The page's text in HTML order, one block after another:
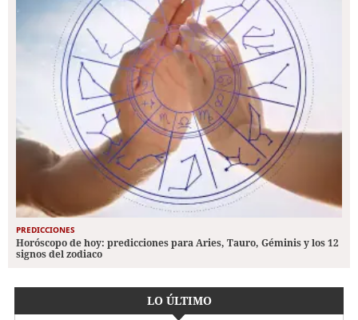
PREDICCIONES
Horóscopo de hoy: predicciones para Aries, Tauro, Géminis y los 12
signos del zodiaco
LO ÚLTIMO